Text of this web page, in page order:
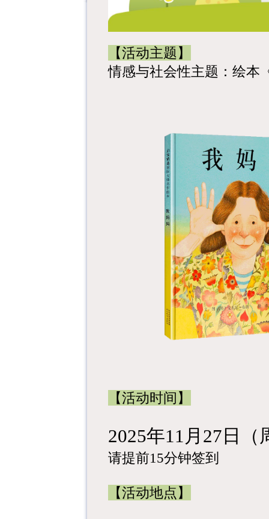
【活动主题】
情感与社会性主题：绘本
【活动时间】
2025年11月27日（
请提前15分钟签到
【活动地点】